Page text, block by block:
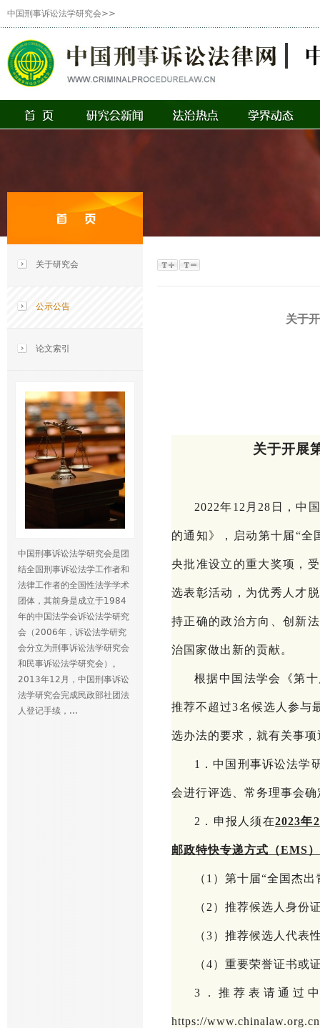
中国刑事诉讼法学研究会>>
关于研究会
公示公告
论文索引
中国刑事诉讼法学研究会是团
结全国刑事诉讼法学工作者和
法律工作者的全国性法学学术
团体，其前身是成立于1984
年的中国法学会诉讼法学研究
会（2006年，诉讼法学研究
会分立为刑事诉讼法学研究会
和民事诉讼法学研究会）。
2013年12月，中国刑事诉讼
法学研究会完成民政部社团法
人登记手续，...
关于
关于开展
2022年12月28日，中
的通知》，启动第十届“全
央批准设立的重大奖项，
选表彰活动，为优秀人才
持正确的政治方向、创新
治国家做出新的贡献。
根据中国法学会《第
推荐不超过3名候选人参与
选办法的要求，就有关事
1．中国刑事诉讼法学
会进行评选、常务理事会
2．申报人须在2023年
邮政特快专递方式（EMS）
（ 1）第十届“全国杰
（ 2）推荐候选人身份
（3）推荐候选人代表
（4）重要荣誉证书或
3．推荐表请通过
https://